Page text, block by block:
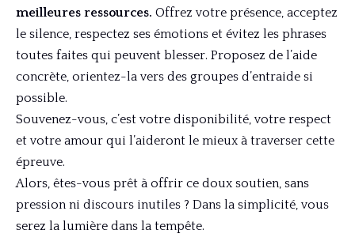
meilleures ressources. Offrez votre présence, acceptez
le silence, respectez ses émotions et évitez les phrases
toutes faites qui peuvent blesser. Proposez de l’aide
concrète, orientez-la vers des groupes d’entraide si
possible.
Souvenez-vous, c’est votre disponibilité, votre respect
et votre amour qui l’aideront le mieux à traverser cette
épreuve.
Alors, êtes-vous prêt à offrir ce doux soutien, sans
pression ni discours inutiles ? Dans la simplicité, vous
serez la lumière dans la tempête.